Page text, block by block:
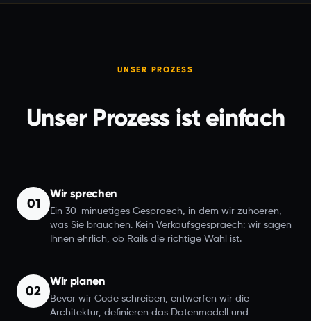
UNSER PROZESS
Unser Prozess ist einfach
01
Wir sprechen
Ein 30-minuetiges Gespraech, in dem wir zuhoeren,
was Sie brauchen. Kein Verkaufsgespraech: wir sagen
Ihnen ehrlich, ob Rails die richtige Wahl ist.
02
Wir planen
Bevor wir Code schreiben, entwerfen wir die
Architektur, definieren das Datenmodell und